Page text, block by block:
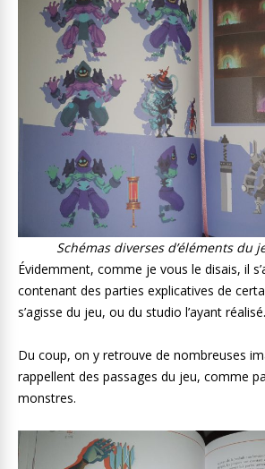
Schémas diverses d’éléments du
Évidemment, comme je vous le disais, il
contenant des parties explicatives de
s’agisse du jeu, ou du studio l’ayant réalisé.
Du coup, on y retrouve de nombreuses
rappellent des passages du jeu, comme
monstres.